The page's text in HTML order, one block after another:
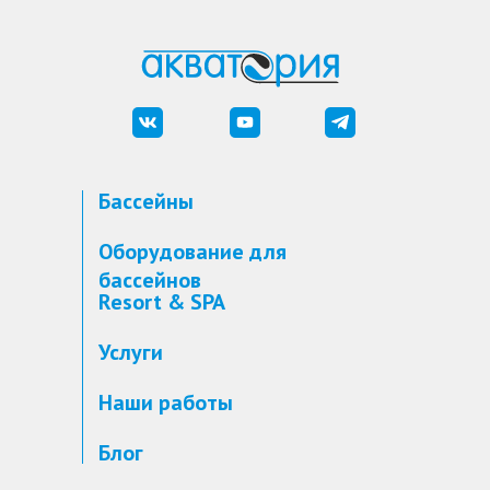
Бассейны
Оборудование для
бассейнов
Resort & SPA
Услуги
Наши работы
Блог